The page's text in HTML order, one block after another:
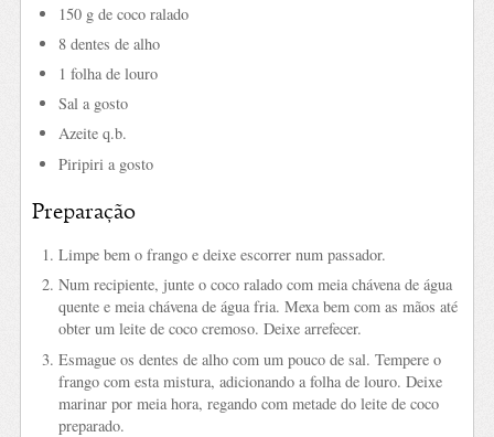
150 g de coco ralado
8 dentes de alho
1 folha de louro
Sal a gosto
Azeite q.b.
Piripiri a gosto
Preparação
Limpe bem o frango e deixe escorrer num passador.
Num recipiente, junte o coco ralado com meia chávena de água
quente e meia chávena de água fria. Mexa bem com as mãos até
obter um leite de coco cremoso. Deixe arrefecer.
Esmague os dentes de alho com um pouco de sal. Tempere o
frango com esta mistura, adicionando a folha de louro. Deixe
marinar por meia hora, regando com metade do leite de coco
preparado.